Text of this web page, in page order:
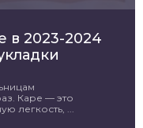
в 2023-2024
Каре — это
легкость, ...